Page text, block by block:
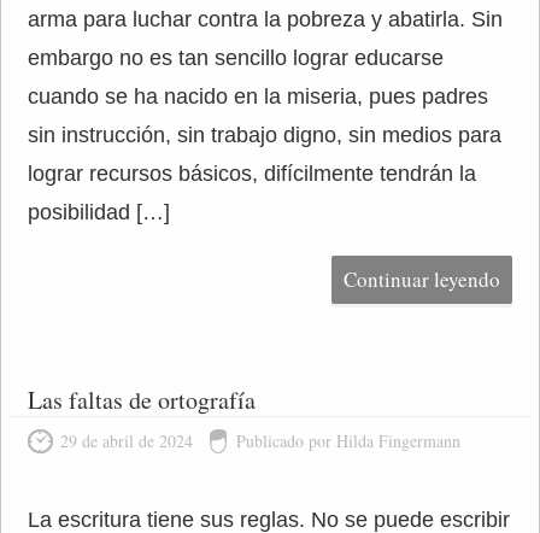
arma para luchar contra la pobreza y abatirla. Sin
embargo no es tan sencillo lograr educarse
cuando se ha nacido en la miseria, pues padres
sin instrucción, sin trabajo digno, sin medios para
lograr recursos básicos, difícilmente tendrán la
posibilidad […]
Continuar leyendo
Las faltas de ortografía
29 de abril de 2024 Publicado por Hilda Fingermann
La escritura tiene sus reglas. No se puede escribir